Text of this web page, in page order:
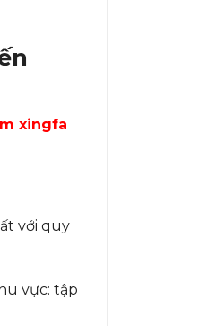
xingfa
với quy
vực: tập